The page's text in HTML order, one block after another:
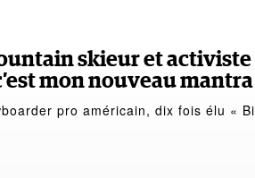
skieur et activiste
mon nouveau mantra
pro américain, dix fois élu «